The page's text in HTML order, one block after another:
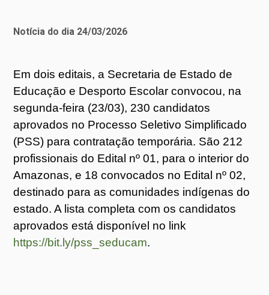
Notícia do dia 24/03/2026
Em dois editais, a Secretaria de Estado de
Educação e Desporto Escolar convocou, na
segunda-feira (23/03), 230 candidatos
aprovados no Processo Seletivo Simplificado
(PSS) para contratação temporária. São 212
profissionais do Edital nº 01, para o interior do
Amazonas, e 18 convocados no Edital nº 02,
destinado para as comunidades indígenas do
estado. A lista completa com os candidatos
aprovados está disponível no link
https://bit.ly/pss_seducam.